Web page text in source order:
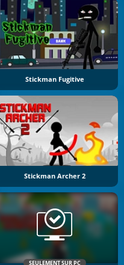
Stickman Fugitive
Stickman Archer 2
SEULEMENT SUR PC